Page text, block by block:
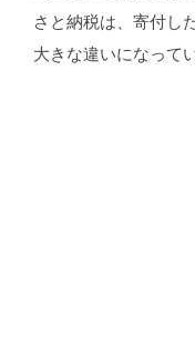
さと納税は、寄付し
大きな違いになって